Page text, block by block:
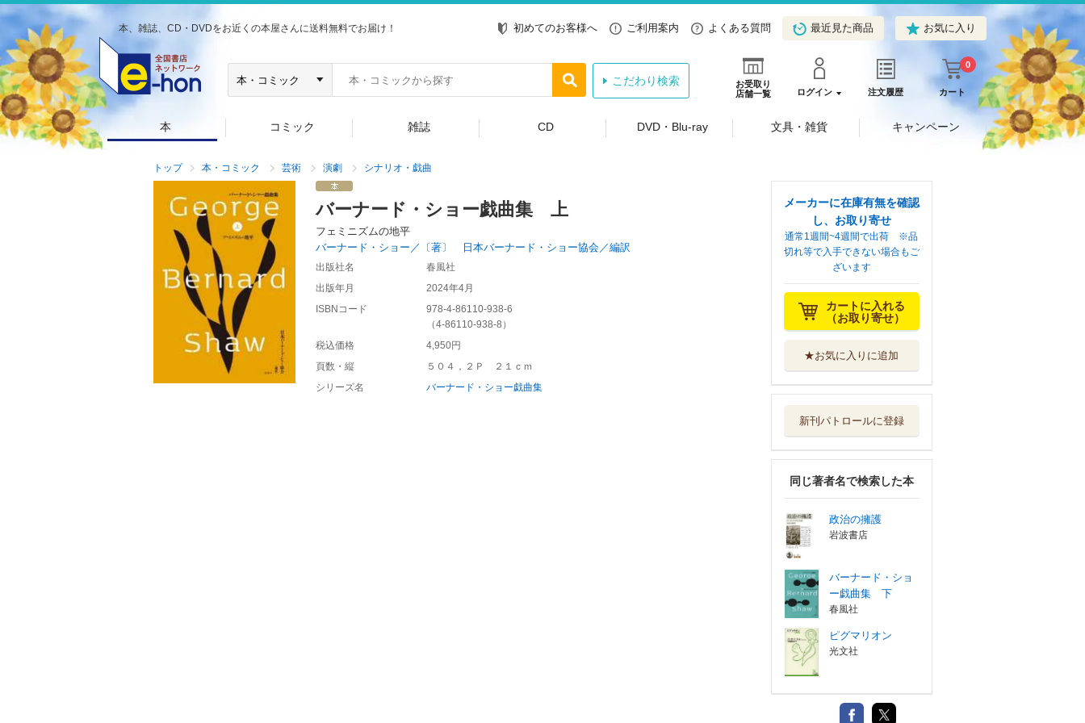
本、雑誌、CD・DVDをお近くの本屋さんに送料無料でお届け！ 初めてのお客様へ ご利用案内 よくある質問 最近見た商品 お気に入り
お受取り
店舗一覧
ログイン 注文履歴 カート
0
こだわり検索
本 コミック 雑誌 CD DVD・Blu-ray 文具・雑貨 キャンペーン
トップ 本・コミック 芸術 演劇 シナリオ・戯曲
バーナード・ショー戯曲集 上
フェミニズムの地平
バーナード・ショー／〔著〕 日本バーナード・ショー協会／編訳
出版社名
春風社
出版年月
2024年4月
ISBNコード
978-4-86110-938-6
（4-86110-938-8 ）
税込価格
4,950円
頁数・縦
５０４，２Ｐ ２１ｃｍ
シリーズ名
バーナード・ショー戯曲集
メーカーに在庫有無を確認
し、お取り寄せ
通常1週間~4週間で出荷 ※品
切れ等で入手できない場合もご
ざいます
カートに入れる
（お取り寄せ）
★お気に入りに追加
新刊パトロールに登録
同じ著者名で検索した本
政治の擁護
岩波書店
バーナード・ショ
ー戯曲集 下
春風社
ピグマリオン
光文社